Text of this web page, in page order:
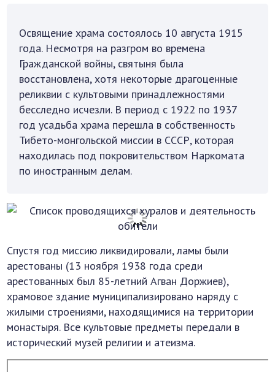
Освящение храма состоялось 10 августа 1915
года. Несмотря на разгром во времена
Гражданской войны, святыня была
восстановлена, хотя некоторые драгоценные
реликвии с культовыми принадлежностями
бесследно исчезли. В период с 1922 по 1937
год усадьба храма перешла в собственность
Тибето-монгольской миссии в СССР, которая
находилась под покровительством Наркомата
по иностранным делам.
Спустя год миссию ликвидировали, ламы были
арестованы (13 ноября 1938 года среди
арестованных был 85-летний Агван Доржиев),
храмовое здание муниципализировано наряду с
жилыми строениями, находящимися на территории
монастыря. Все культовые предметы передали в
исторический музей религии и атеизма.